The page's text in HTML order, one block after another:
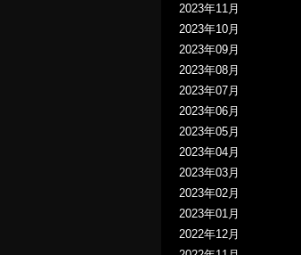
2023年11月
2023年10月
2023年09月
2023年08月
2023年07月
2023年06月
2023年05月
2023年04月
2023年03月
2023年02月
2023年01月
2022年12月